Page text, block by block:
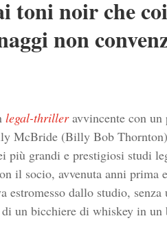
toni noir che
non
legal-thrilleravvincente con un
McBride (Billy Bob
più grandi e prestigiosi studi
socio, avvenuta anni prima
estromesso dallo studio,
un bicchiere di whiskey in un